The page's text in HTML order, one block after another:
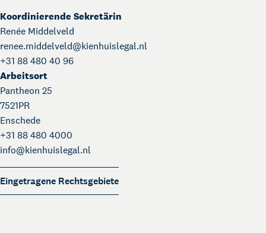
Über Kienhuis Legal
Ihr Legal Businesspartner
Koordinierende Sekretärin
Renée Middelveld
renee.middelveld@kienhuislegal.nl
+31 88 480 40 96
Arbeitsort
Pantheon 25
7521PR
Enschede
+31 88 480 4000
info@kienhuislegal.nl
Eingetragene Rechtsgebiete